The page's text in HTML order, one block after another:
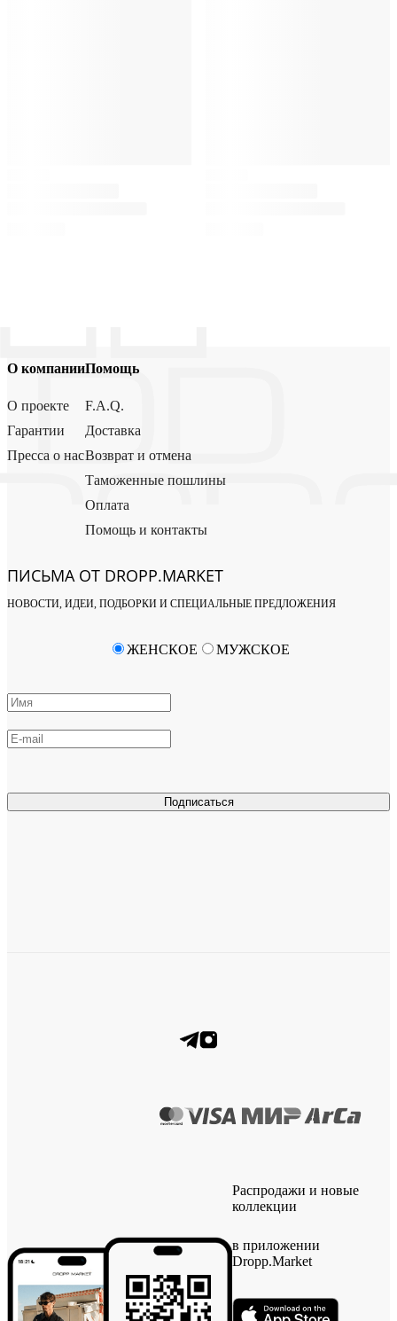
О компании
О проекте
Гарантии
Пресса о нас
Помощь
F.A.Q.
Доставка
Возврат и отмена
Таможенные пошлины
Оплата
Помощь и контакты
ПИСЬМА ОТ DROPP.MARKET
НОВОСТИ, ИДЕИ, ПОДБОРКИ И СПЕЦИАЛЬНЫЕ ПРЕДЛОЖЕНИЯ
Подписаться
ЖЕНСКОЕ МУЖСКОЕ
Распродажи и новые
коллекции
в приложении
Dropp.Market